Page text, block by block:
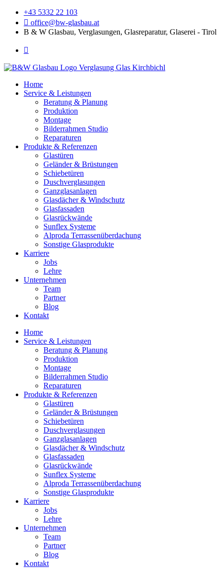
+43 5332 22 103
office@bw-glasbau.at
B & W Glasbau, Verglasungen, Glasreparatur, Glaserei - Tirol
Home
Service & Leistungen
Beratung & Planung
Produktion
Montage
Bilderrahmen Studio
Reparaturen
Produkte & Referenzen
Glastüren
Geländer & Brüstungen
Schiebetüren
Duschverglasungen
Ganzglasanlagen
Glasdächer & Windschutz
Glasfassaden
Glasrückwände
Sunflex Systeme
Alproda Terrassenüberdachung
Sonstige Glasprodukte
Karriere
Jobs
Lehre
Unternehmen
Team
Partner
Blog
Kontakt
Home
Service & Leistungen
Beratung & Planung
Produktion
Montage
Bilderrahmen Studio
Reparaturen
Produkte & Referenzen
Glastüren
Geländer & Brüstungen
Schiebetüren
Duschverglasungen
Ganzglasanlagen
Glasdächer & Windschutz
Glasfassaden
Glasrückwände
Sunflex Systeme
Alproda Terrassenüberdachung
Sonstige Glasprodukte
Karriere
Jobs
Lehre
Unternehmen
Team
Partner
Blog
Kontakt